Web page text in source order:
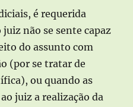
é requerida
não se sente capaz
do assunto com
(por se tratar de
ou quando as
juiz a realização da